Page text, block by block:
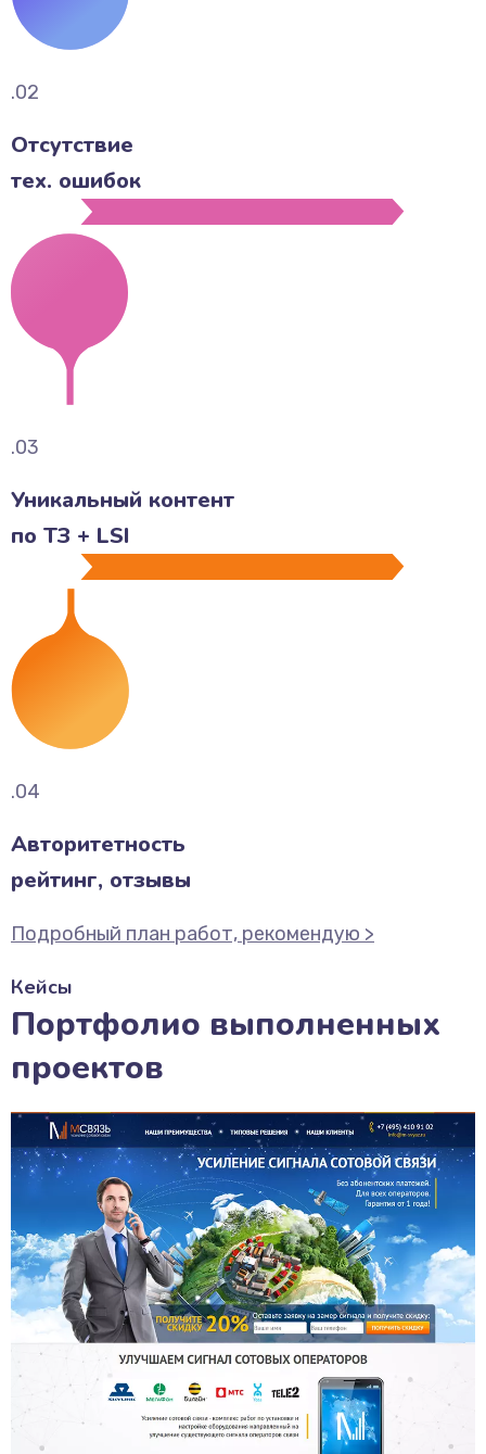
.02
Отсутствие
тех. ошибок
.03
Уникальный контент
по ТЗ + LSI
.04
Авторитетность
рейтинг, отзывы
Подробный план работ, рекомендую >
Кейсы
Портфолио выполненных
проектов